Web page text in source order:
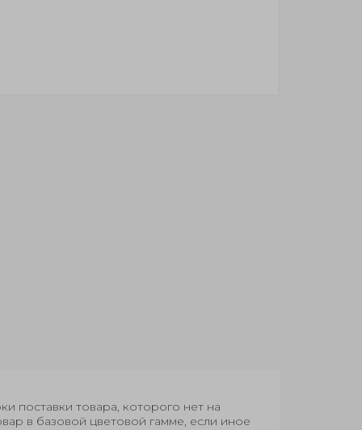
поставки товара, которого нет на
в базовой цветовой гамме, если иное